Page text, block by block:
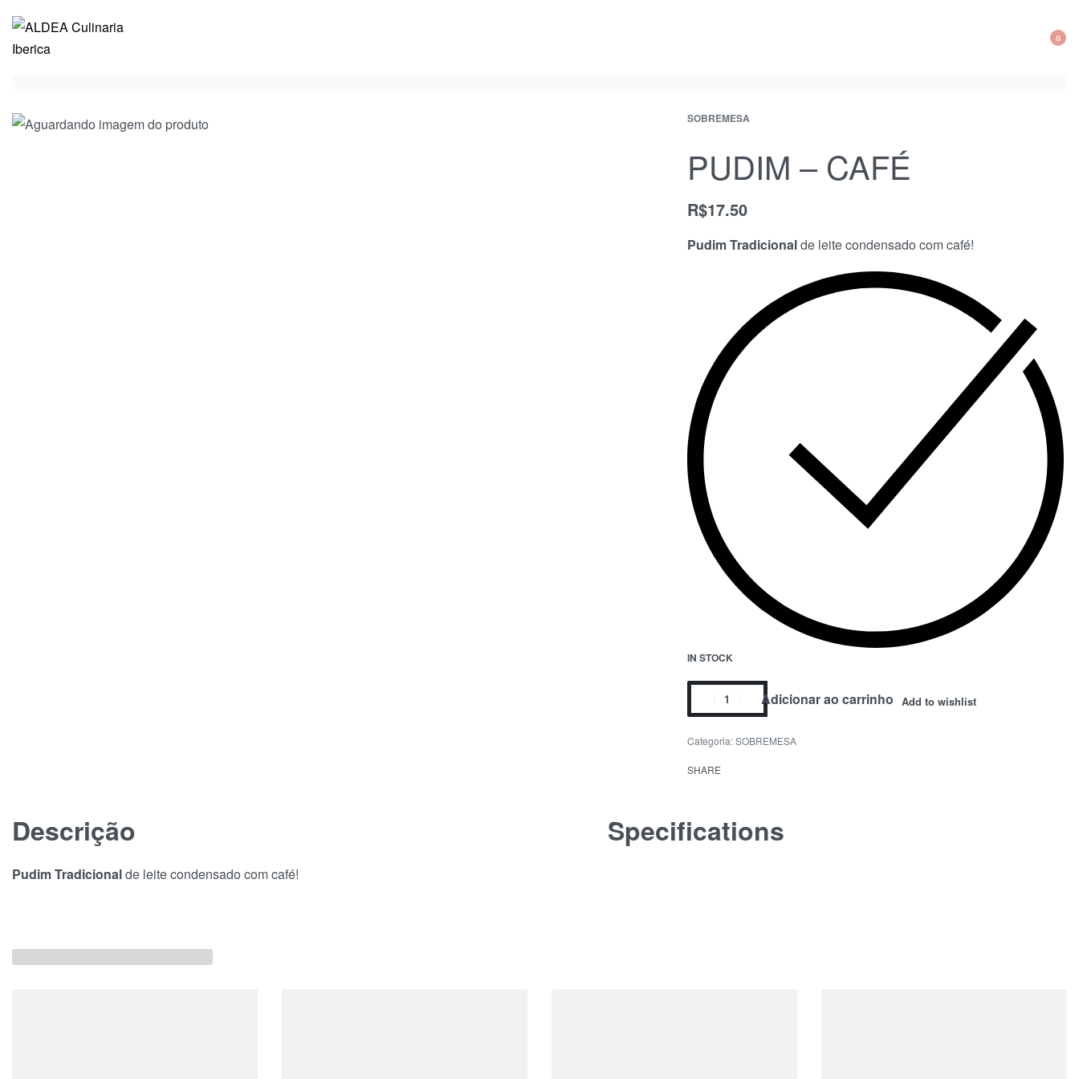
0
SOBREMESA
PUDIM – CAFÉ
R$17.50
Pudim Tradicionalde leite condensado com café!
IN STOCK
Adicionar ao carrinho Add to wishlist
Categoria:SOBREMESA
SHARE
Descrição
Pudim Tradicionalde leite condensado com café!
Specifications